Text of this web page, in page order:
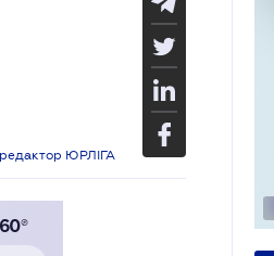
ЮРЛІГА